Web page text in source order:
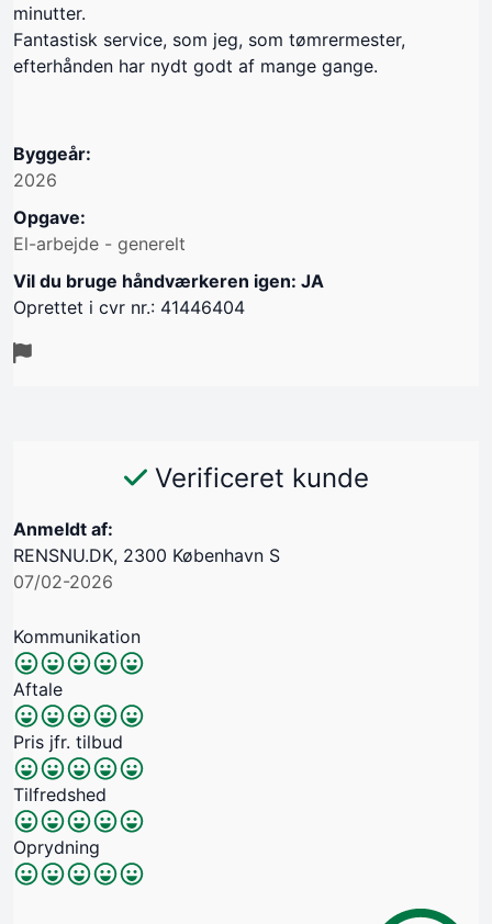
minutter.
Fantastisk service, som jeg, som tømrermester,
efterhånden har nydt godt af mange gange.
Byggeår:
2026
Opgave:
El-arbejde - generelt
Vil du bruge håndværkeren igen: JA
Oprettet i cvr nr.: 41446404
Verificeret kunde
Anmeldt af:
RENSNU.DK, 2300 København S
07/02-2026
Kommunikation
Aftale
Pris jfr. tilbud
Tilfredshed
Oprydning